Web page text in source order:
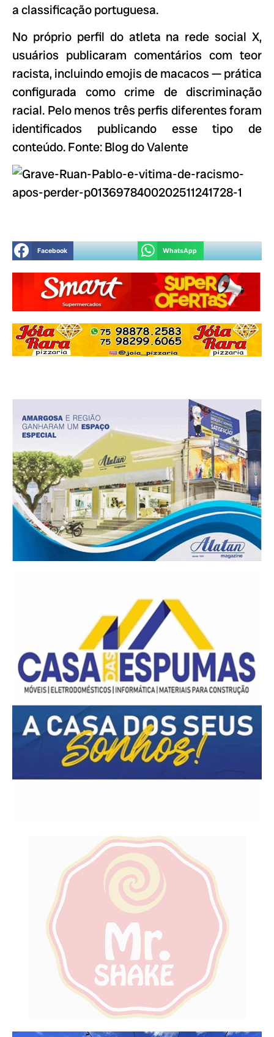
a classificação portuguesa.
No próprio perfil do atleta na rede social X,
usuários publicaram comentários com teor
racista, incluindo emojis de macacos — prática
configurada como crime de discriminação
racial. Pelo menos três perfis diferentes foram
identificados publicando esse tipo de
conteúdo. Fonte: Blog do Valente
Facebook WhatsApp